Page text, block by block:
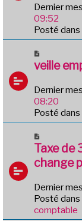
a
u
m
s
g
e
Dernier
09:52
Posté dans
o
v
e
a
u
e
s
s
g
e
veille
Dernier
08:20
Posté dans
o
u
v
a
u
m
Taxe de
change
Dernier
Posté dans
comptable